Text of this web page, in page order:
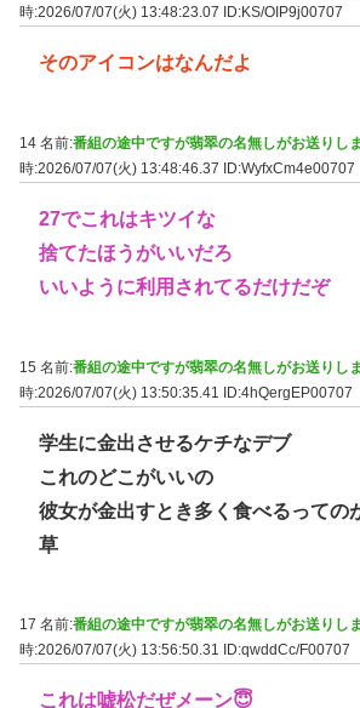
時:2026/07/07(火) 13:48:23.07
ID:KS/OIP9j00707
そのアイコンはなんだよ
14 名前:番組の途中ですが翡翠の名無しがお送りし
時:2026/07/07(火) 13:48:46.37
ID:WyfxCm4e00707
27でこれはキツイな
捨てたほうがいいだろ
いいように利用されてるだけだぞ
15 名前:番組の途中ですが翡翠の名無しがお送りし
時:2026/07/07(火) 13:50:35.41 ID:4hQergEP00707
学生に金出させるケチなデブ
これのどこがいいの
彼女が金出すとき多く食べるっての
草
17 名前:番組の途中ですが翡翠の名無しがお送りし
時:2026/07/07(火) 13:56:50.31
ID:qwddCc/F00707
これは嘘松だぜメーン😇